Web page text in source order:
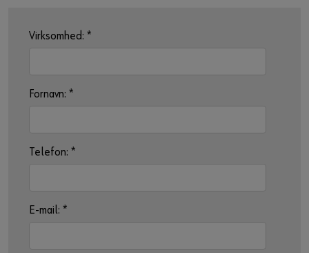
Virksomhed: *
Fornavn: *
Telefon: *
E-mail: *